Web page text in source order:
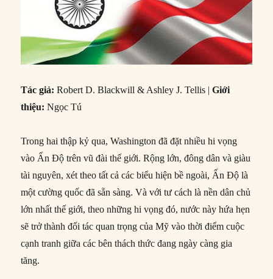
Tác giả: Robert D. Blackwill & Ashley J. Tellis |Giới
thiệu:Ngọc Tú
Trong hai thập kỷ qua, Washington đã đặt nhiều hi vọng
vào Ấn Độ trên vũ đài thế giới. Rộng lớn, đông dân và giàu
tài nguyên, xét theo tất cả các biểu hiện bề ngoài, Ấn Độ là
một cường quốc đã sẵn sàng. Và với tư cách là nền dân chủ
lớn nhất thế giới, theo những hi vọng đó, nước này hứa hẹn
sẽ trở thành đối tác quan trọng của Mỹ vào thời điểm cuộc
cạnh tranh giữa các bên thách thức đang ngày càng gia
tăng.